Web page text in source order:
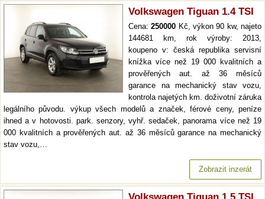
Volkswagen Tiguan 1.4 TSI
Cena:250000 Kč, výkon 90 kw, najeto
144681 km, rok výroby: 2013,
koupeno v: česká republika servisní
knížka více než 19 000 kvalitních a
prověřených aut. až 36 měsíců
garance na mechanický stav vozu,
kontrola najetých km. doživotní záruka
legálního původu. výkup všech modelů a značek, férové ceny, peníze
ihned a v hotovosti. park. senzory, vyhř. sedaček, panorama více než 19
000 kvalitních a prověřených aut. až 36 měsíců garance na mechanický
stav vozu,…
Zobrazit inzerát